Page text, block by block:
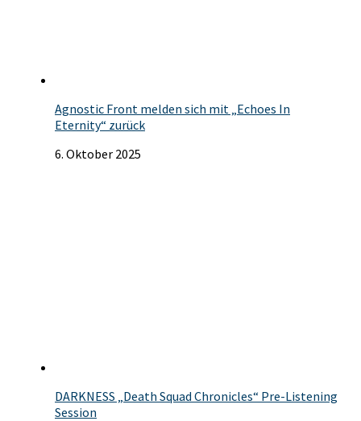
Agnostic Front melden sich mit „Echoes In
Eternity“ zurück
6. Oktober 2025
DARKNESS „Death Squad Chronicles“ Pre-Listening
Session